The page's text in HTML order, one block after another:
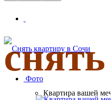
снять
Фото
Квартира вашей